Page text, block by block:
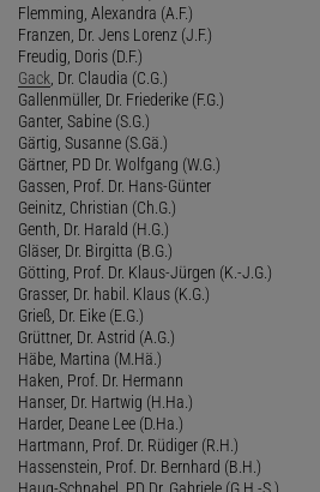
Flemming, Alexandra (A.F.)
Franzen, Dr. Jens Lorenz (J.F.)
Freudig, Doris (D.F.)
Gack , Dr. Claudia (C.G.)
Gallenmüller, Dr. Friederike (F.G.)
Ganter, Sabine (S.G.)
Gärtig, Susanne (S.Gä.)
Gärtner, PD Dr. Wolfgang (W.G.)
Gassen, Prof. Dr. Hans-Günter
Geinitz, Christian (Ch.G.)
Genth, Dr. Harald (H.G.)
Gläser, Dr. Birgitta (B.G.)
Götting, Prof. Dr. Klaus-Jürgen (K.-J.G.)
Grasser, Dr. habil. Klaus (K.G.)
Grieß, Dr. Eike (E.G.)
Grüttner, Dr. Astrid (A.G.)
Häbe, Martina (M.Hä.)
Haken, Prof. Dr. Hermann
Hanser, Dr. Hartwig (H.Ha.)
Harder, Deane Lee (D.Ha.)
Hartmann, Prof. Dr. Rüdiger (R.H.)
Hassenstein, Prof. Dr. Bernhard (B.H.)
Haug-Schnabel, PD Dr. Gabriele (G.H.-S.)